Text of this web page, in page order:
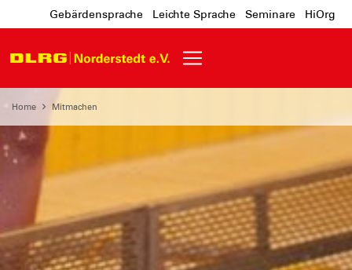
Gebärdensprache Leichte Sprache Seminare HiOrg
Home Mitmachen